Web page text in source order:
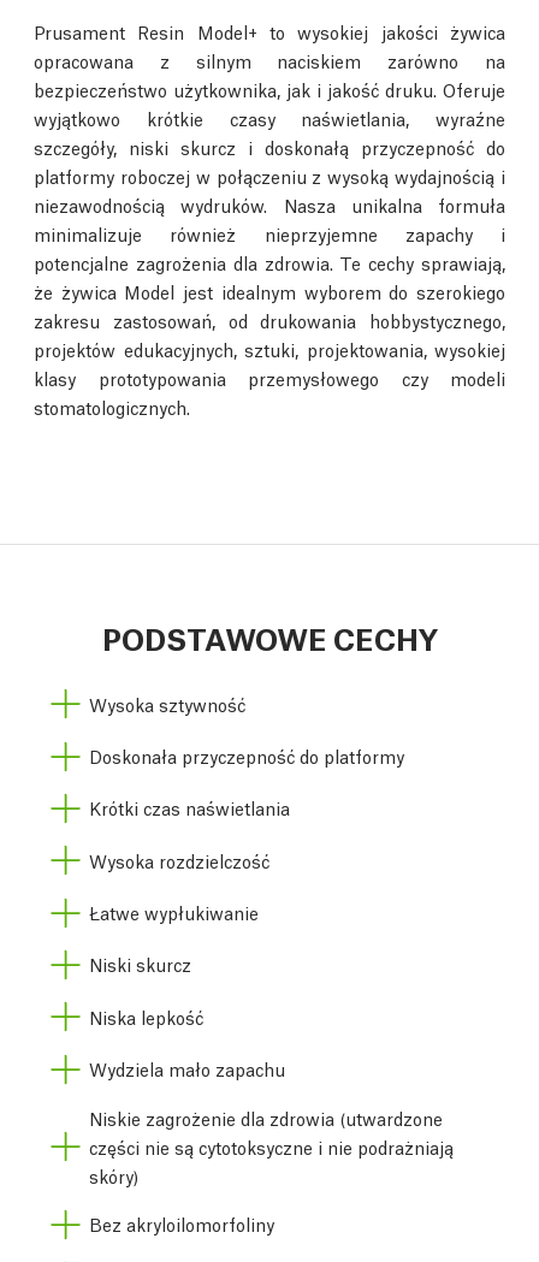
Prusament Resin Model+ to wysokiej jakości żywica
opracowana z silnym naciskiem zarówno na
bezpieczeństwo użytkownika, jak i jakość druku. Oferuje
wyjątkowo krótkie czasy naświetlania, wyraźne
szczegóły, niski skurcz i doskonałą przyczepność do
platformy roboczej w połączeniu z wysoką wydajnością i
niezawodnością wydruków. Nasza unikalna formuła
minimalizuje również nieprzyjemne zapachy i
potencjalne zagrożenia dla zdrowia. Te cechy sprawiają,
że żywica Model jest idealnym wyborem do szerokiego
zakresu zastosowań, od drukowania hobbystycznego,
projektów edukacyjnych, sztuki, projektowania, wysokiej
klasy prototypowania przemysłowego czy modeli
stomatologicznych.
PODSTAWOWE CECHY
Wysoka sztywność
Doskonała przyczepność do platformy
Krótki czas naświetlania
Wysoka rozdzielczość
Łatwe wypłukiwanie
Niski skurcz
Niska lepkość
Wydziela mało zapachu
Niskie zagrożenie dla zdrowia (utwardzone
części nie są cytotoksyczne i nie podrażniają
skóry)
Bez akryloilomorfoliny